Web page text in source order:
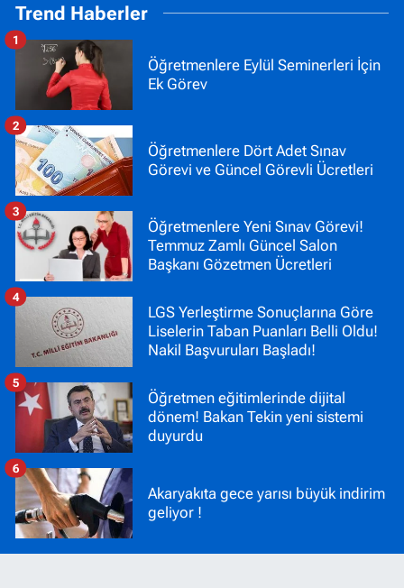
Trend Haberler
Öğretmenlere Eylül Seminerleri İçin
Ek Görev
1
Öğretmenlere Dört Adet Sınav
Görevi ve Güncel Görevli Ücretleri
2
Öğretmenlere Yeni Sınav Görevi!
Temmuz Zamlı Güncel Salon
Başkanı Gözetmen Ücretleri
3
LGS Yerleştirme Sonuçlarına Göre
Liselerin Taban Puanları Belli Oldu!
Nakil Başvuruları Başladı!
4
Öğretmen eğitimlerinde dijital
dönem! Bakan Tekin yeni sistemi
duyurdu
5
Akaryakıta gece yarısı büyük indirim
geliyor !
6